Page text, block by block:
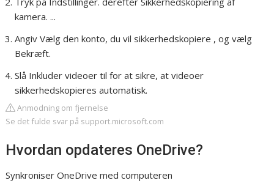
kamera. ...
Angiv Vælg den konto, du vil sikkerhedskopiere , og vælg
Bekræft.
Slå Inkluder videoer til for at sikre, at videoer
sikkerhedskopieres automatisk.
Anmodning om fjernelse
Se det fulde svar på support.microsoft.com
Hvordan opdateres OneDrive?
Synkroniser OneDrive med computeren